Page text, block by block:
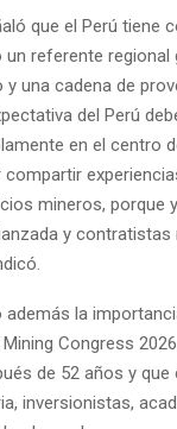
que el Perú tiene
referente regional
una cadena de
del Perú
en el centro
mineros, porque
y contratistas
la
Congress
de 52 años y que
inversionistas,